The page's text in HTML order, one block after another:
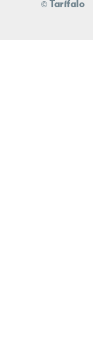
© Tarífalo